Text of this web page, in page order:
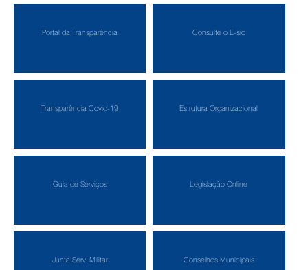
Portal da Transparência Consulte o E-sic
Transparência Covid-19 Estrutura Organizacional
Guia de Serviços Legislação Online
Junta Serv. Militar Conselhos Municipais